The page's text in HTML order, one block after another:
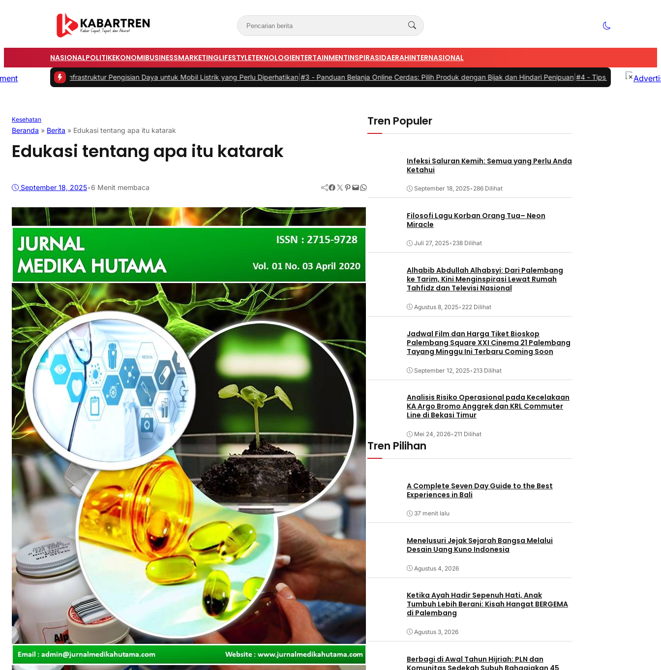
NASIONALPOLITIKEKONOMIBUSINESSMARKETINGLIFESTYLETEKNOLOGIENTERTAINMENTINSPIRASIDAERAHINTERNASIONAL
Infrastruktur Pengisian Daya untuk Mobil Listrik yang Perlu Diperhatikan|#3 -Panduan Belanja Online Cerdas: Pilih Produk dengan Bijak dan Hindari Penipuan|#4 -Tips Memilih Sepatu Marathon yang
Kesehatan
Beranda » Berita » Edukasi tentang apa itu katarak
Edukasi tentang apa itu katarak
September 18, 2025•6 Menit membaca Facebook Twitter Pinterest Mail WhatsApp
Tren Populer
Infeksi Saluran Kemih: Semua yang Perlu Anda
Ketahui
September 18, 2025• 286 Dilihat
Filosofi Lagu Korban Orang Tua– Neon
Miracle
Juli 27, 2025• 238 Dilihat
Alhabib Abdullah Alhabsyi: Dari Palembang
ke Tarim, Kini Menginspirasi Lewat Rumah
Tahfidz dan Televisi Nasional
Agustus 8, 2025• 222 Dilihat
Jadwal Film dan Harga Tiket Bioskop
Palembang Square XXI Cinema 21 Palembang
Tayang Minggu Ini Terbaru Coming Soon
September 12, 2025• 213 Dilihat
Analisis Risiko Operasional pada Kecelakaan
KA Argo Bromo Anggrek dan KRL Commuter
Line di Bekasi Timur
Mei 24, 2026• 211 Dilihat
Tren Pilihan
A Complete Seven Day Guide to the Best
Experiences in Bali
37 menit lalu
Menelusuri Jejak Sejarah Bangsa Melalui
Desain Uang Kuno Indonesia
Agustus 4, 2026
Ketika Ayah Hadir Sepenuh Hati, Anak
Tumbuh Lebih Berani: Kisah Hangat BERGEMA
di Palembang
Agustus 3, 2026
Berbagi di Awal Tahun Hijriah: PLN dan
Komunitas Sedekah Subuh Bahagiakan 45
×